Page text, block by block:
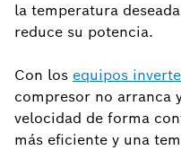
la temperatura
reduce su potencia.
Con los equipos
compresor no arranca
velocidad de forma
más eficiente y una